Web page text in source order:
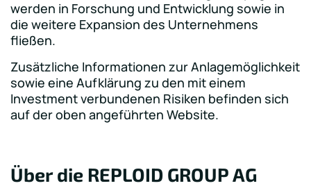
werden in Forschung und Entwicklung sowie in
die weitere Expansion des Unternehmens
fließen.
Zusätzliche Informationen zur Anlagemöglichkeit
sowie eine Aufklärung zu den mit einem
Investment verbundenen Risiken befinden sich
auf der oben angeführten Website.
Über die REPLOID GROUP AG